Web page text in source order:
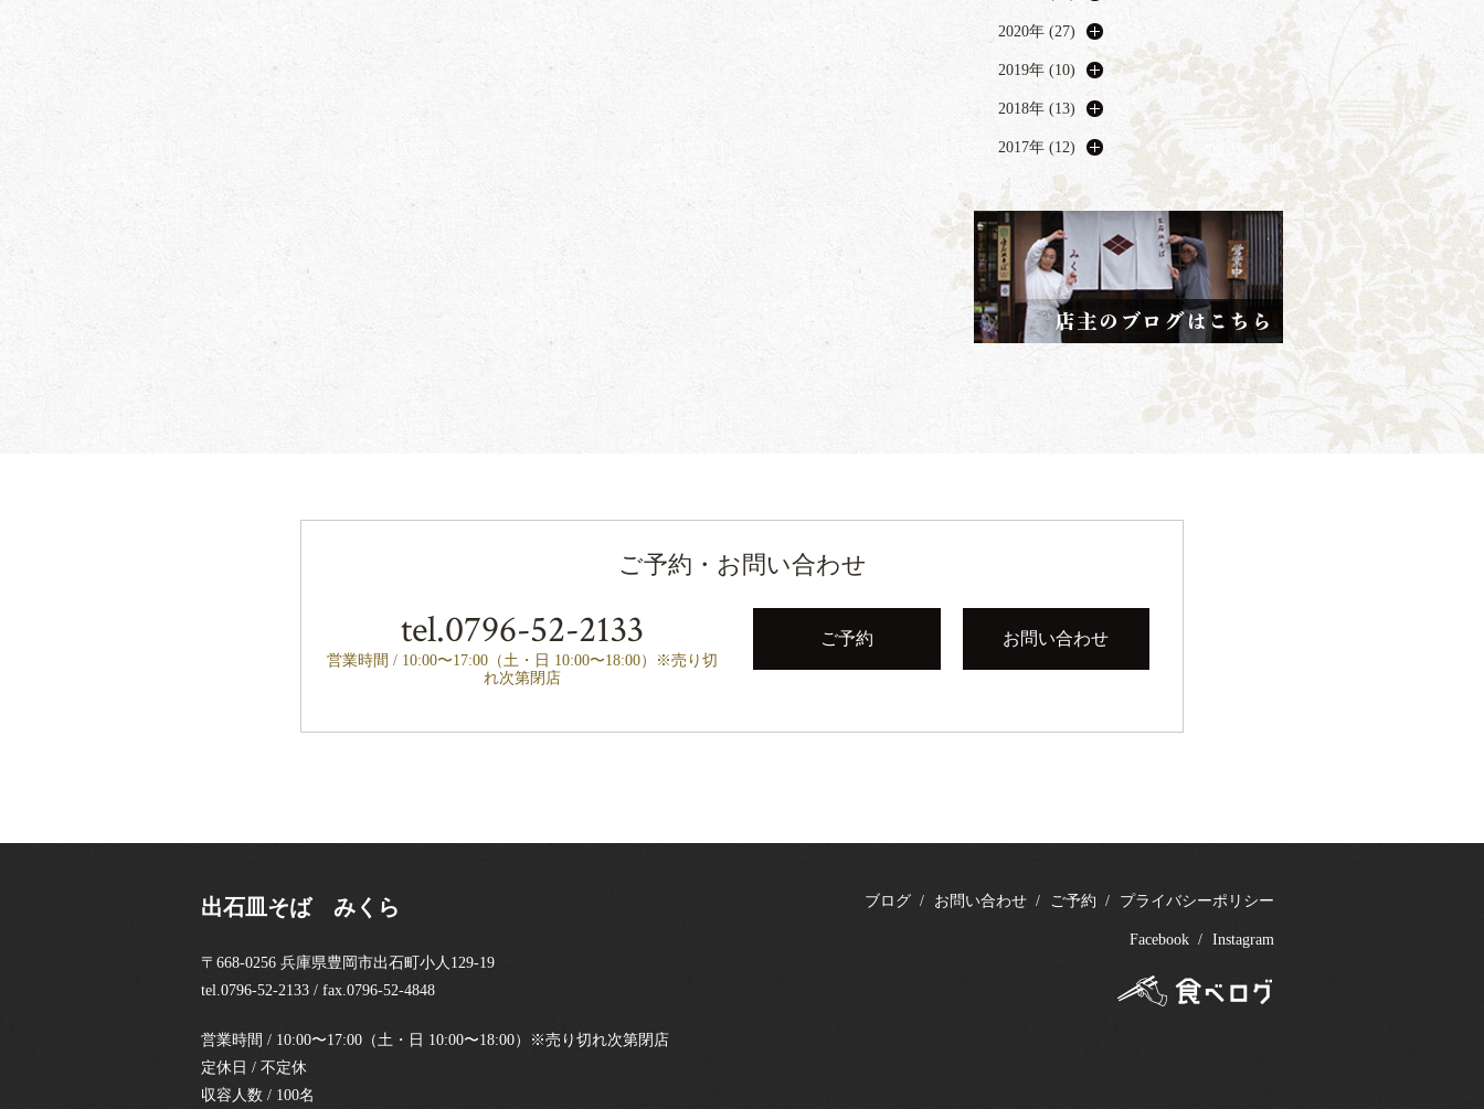
2020年 (27)
2019年 (10)
2018年 (13)
2017年 (12)
ご予約・お問い合わせ
tel.0796-52-2133
営業時間 / 10:00〜17:00（土・日 10:00〜18:00）※売り切
れ次第閉店
ご予約 お問い合わせ
出石皿そば みくら
〒668-0256 兵庫県豊岡市出石町小人129-19
tel.0796-52-2133 / fax.0796-52-4848
営業時間 / 10:00〜17:00（土・日 10:00〜18:00）※売り切れ次第閉店
定休日 / 不定休
収容人数 / 100名
ブログ お問い合わせ ご予約 プライバシーポリシー
Facebook Instagram